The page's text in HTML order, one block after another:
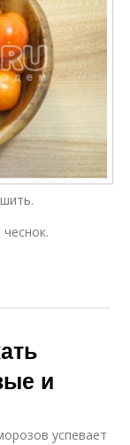
и
успевает